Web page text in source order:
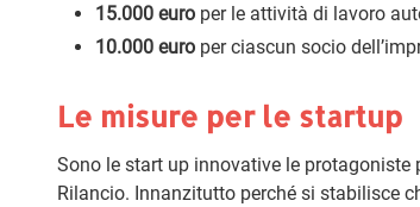
15.000 euro per le attività di lavoro
10.000 euro per ciascun socio
Le misure per le startup
Sono le start up innovative le protagoniste
Rilancio. Innanzitutto perché si stabilisce